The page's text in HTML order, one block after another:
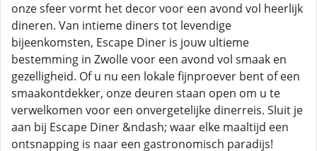
onze sfeer vormt het decor voor een avond vol heerlijk
dineren. Van intieme diners tot levendige
bijeenkomsten, Escape Diner is jouw ultieme
bestemming in Zwolle voor een avond vol smaak en
gezelligheid. Of u nu een lokale fijnproever bent of een
smaakontdekker, onze deuren staan ​​open om u te
verwelkomen voor een onvergetelijke dinerreis. Sluit je
aan bij Escape Diner &ndash; waar elke maaltijd een
ontsnapping is naar een gastronomisch paradijs!